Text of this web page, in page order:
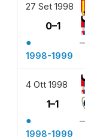
27 Set 1998
0–1
●
1998-1999
4 Ott 1998
1–1
●
1998-1999